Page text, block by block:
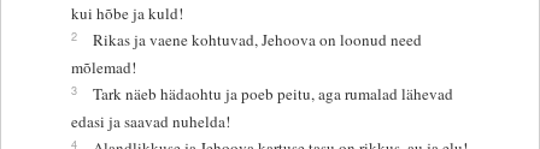
kui hõbe ja kuld!
2
Rikas ja vaene kohtuvad, Jehoova on loonud need
mõlemad!
3
Tark näeb hädaohtu ja poeb peitu, aga rumalad lähevad
edasi ja saavad nuhelda!
4